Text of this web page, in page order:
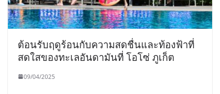
ต้อนรับฤดูร้อนกับความสดชื่นและท้องฟ้าที่
สดใสของทะเลอันดามันที่ โอโซ่ ภูเก็ต
09/04/2025